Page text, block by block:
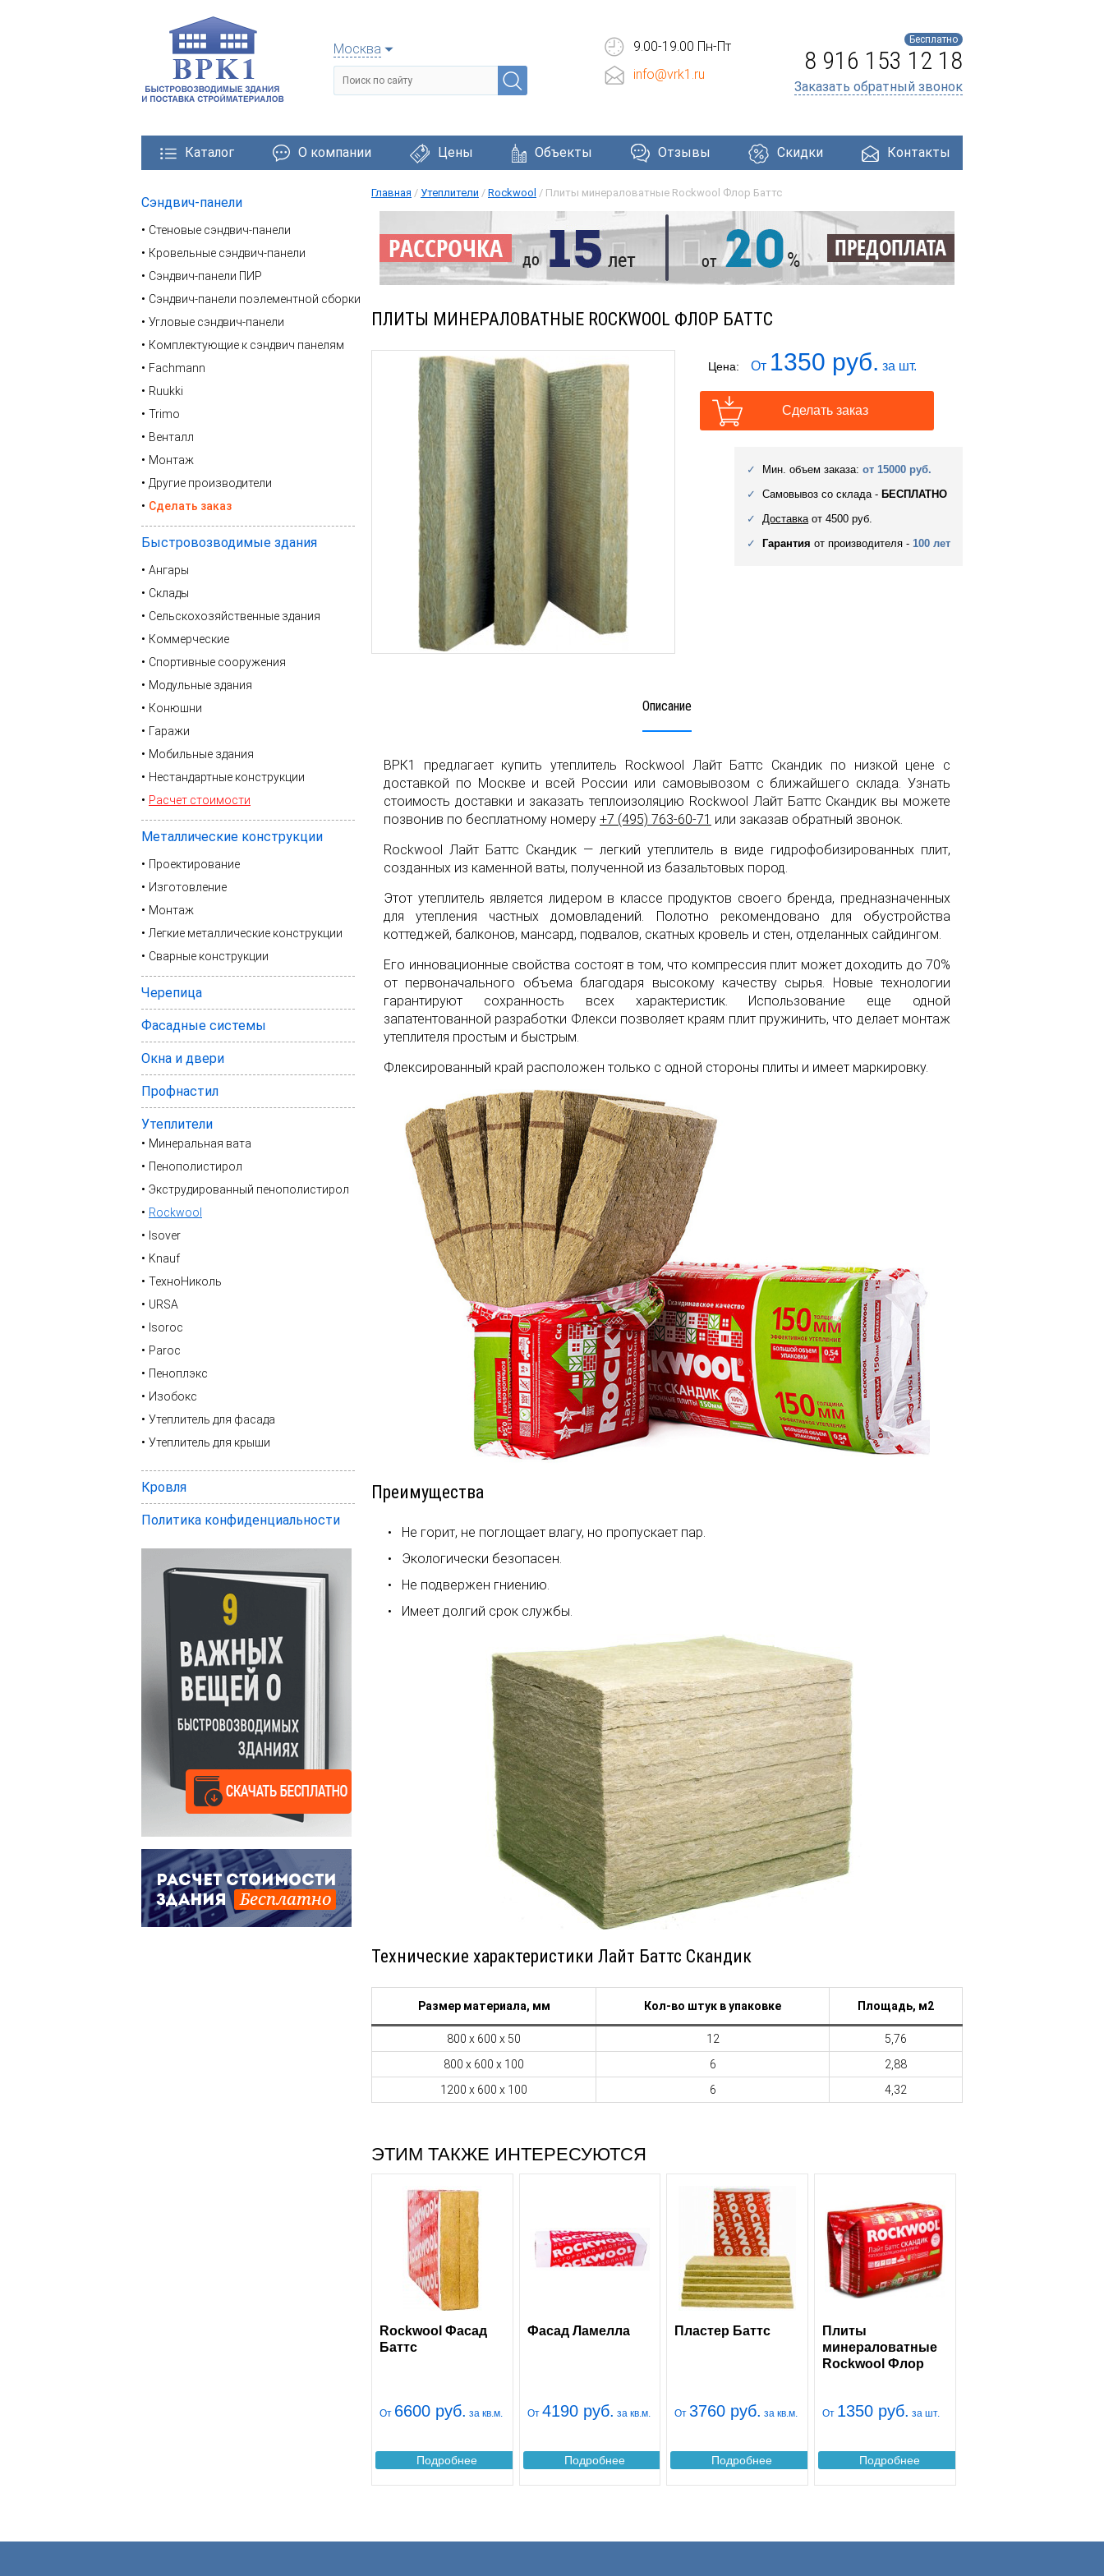
Черепица Фасадные системы Окна и двери Профнастил Утеплители
Москва
9.00-19.00 Пн-Пт
info@vrk1.ru
Бесплатно
8 916 153 12 18
Заказать обратный звонок
Каталог О компании Цены Объекты Отзывы Скидки Контакты
Сэндвич-панели
Стеновые сэндвич-панели
Кровельные сэндвич-панели
Сэндвич-панели ПИР
Сэндвич-панели поэлементной сборки
Угловые сэндвич-панели
Комплектующие к сэндвич панелям
Fachmann
Ruukki
Trimo
Венталл
Монтаж
Другие производители
Сделать заказ
Быстровозводимые здания
Ангары
Склады
Сельскохозяйственные здания
Коммерческие
Спортивные сооружения
Модульные здания
Конюшни
Гаражи
Мобильные здания
Нестандартные конструкции
Расчет стоимости
Металлические конструкции
Проектирование
Изготовление
Монтаж
Легкие металлические конструкции
Сварные конструкции
Черепица
Фасадные системы
Окна и двери
Профнастил
Утеплители
Минеральная вата
Пенополистирол
Экструдированный пенополистирол
Rockwool
Isover
Knauf
ТехноНиколь
URSA
Isoroc
Paroc
Пеноплэкс
Изобокс
Утеплитель для фасада
Утеплитель для крыши
Кровля
Политика конфиденциальности
Главная / Утеплители / Rockwool / Плиты минераловатные Rockwool Флор Баттс
ПЛИТЫ МИНЕРАЛОВАТНЫЕ ROCKWOOL ФЛОР БАТТС
Цена: От 1350 руб. за шт.
Сделать заказ
Мин. объем заказа: от 15000 руб.
Самовывоз со склада - БЕСПЛАТНО
Доставкаот 4500 руб.
Гарантия от производителя - 100 лет
Описание
ВРК1 предлагает купить утеплитель Rockwool Лайт Баттс Скандик по низкой цене с
доставкой по Москве и всей России или самовывозом с ближайшего склада. Узнать
стоимость доставки и заказать теплоизоляцию Rockwool Лайт Баттс Скандик вы можете
позвонив по бесплатному номеру +7 (495) 763-60-71 или заказав обратный звонок.
Rockwool Лайт Баттс Скандик — легкий утеплитель в виде гидрофобизированных плит,
созданных из каменной ваты, полученной из базальтовых пород.
Этот утеплитель является лидером в классе продуктов своего бренда, предназначенных
для утепления частных домовладений. Полотно рекомендовано для обустройства
коттеджей, балконов, мансард, подвалов, скатных кровель и стен, отделанных сайдингом.
Его инновационные свойства состоят в том, что компрессия плит может доходить до 70%
от первоначального объема благодаря высокому качеству сырья. Новые технологии
гарантируют сохранность всех характеристик. Использование еще одной
запатентованной разработки Флекси позволяет краям плит пружинить, что делает монтаж
утеплителя простым и быстрым.
Флексированный край расположен только с одной стороны плиты и имеет маркировку.
Преимущества
Не горит, не поглощает влагу, но пропускает пар.
Экологически безопасен.
Не подвержен гниению.
Имеет долгий срок службы.
Технические характеристики Лайт Баттс Скандик
Размер материала, мм Кол-во штук в упаковке Площадь, м2
800 х 600 х 50 12
5,76
800 х 600 х 100
6
2,88
1200 х 600 х 100
6 4,32
ЭТИМ ТАКЖЕ ИНТЕРЕСУЮТСЯ
Rockwool Фасад
Баттс
От 6600 руб. за кв.м.
Подробнее
Фасад Ламелла
От 4190 руб. за кв.м.
Подробнее
Пластер Баттс
От3760 руб. за кв.м.
Подробнее
Плиты
минераловатные
Rockwool Флор
От 1350 руб. за шт.
Подробнее